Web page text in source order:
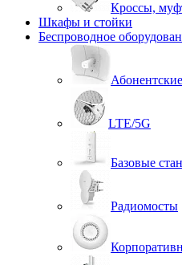
Кроссы,
Шкафы и стойки
Беспроводное
LTE/5G
Базовые
Радиомосты